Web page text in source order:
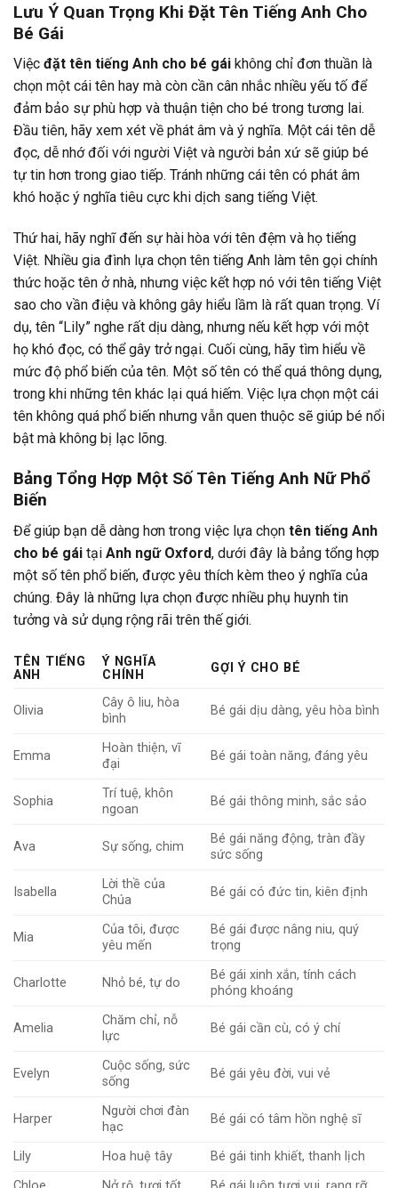
Lưu Ý Quan Trọng Khi Đặt Tên Tiếng Anh Cho
Bé Gái
Việc đặt tên tiếng Anh cho bé gái không chỉ đơn thuần là
chọn một cái tên hay mà còn cần cân nhắc nhiều yếu tố để
đảm bảo sự phù hợp và thuận tiện cho bé trong tương lai.
Đầu tiên, hãy xem xét về phát âm và ý nghĩa. Một cái tên dễ
đọc, dễ nhớ đối với người Việt và người bản xứ sẽ giúp bé
tự tin hơn trong giao tiếp. Tránh những cái tên có phát âm
khó hoặc ý nghĩa tiêu cực khi dịch sang tiếng Việt.
Thứ hai, hãy nghĩ đến sự hài hòa với tên đệm và họ tiếng
Việt. Nhiều gia đình lựa chọn tên tiếng Anh làm tên gọi chính
thức hoặc tên ở nhà, nhưng việc kết hợp nó với tên tiếng Việt
sao cho vần điệu và không gây hiểu lầm là rất quan trọng. Ví
dụ, tên “Lily” nghe rất dịu dàng, nhưng nếu kết hợp với một
họ khó đọc, có thể gây trở ngại. Cuối cùng, hãy tìm hiểu về
mức độ phổ biến của tên. Một số tên có thể quá thông dụng,
trong khi những tên khác lại quá hiếm. Việc lựa chọn một cái
tên không quá phổ biến nhưng vẫn quen thuộc sẽ giúp bé nổi
bật mà không bị lạc lõng.
Bảng Tổng Hợp Một Số Tên Tiếng Anh Nữ Phổ
Biến
Để giúp bạn dễ dàng hơn trong việc lựa chọn tên tiếng Anh
cho bé gái tại Anh ngữ Oxford, dưới đây là bảng tổng hợp
một số tên phổ biến, được yêu thích kèm theo ý nghĩa của
chúng. Đây là những lựa chọn được nhiều phụ huynh tin
tưởng và sử dụng rộng rãi trên thế giới.
TÊN TIẾNG
ANH
Ý NGHĨA
CHÍNH
GỢI Ý CHO BÉ
Olivia
Cây ô liu, hòa
bình
Bé gái dịu dàng, yêu hòa bình
Emma
Hoàn thiện, vĩ
đại
Bé gái toàn năng, đáng yêu
Sophia
Trí tuệ, khôn
ngoan
Bé gái thông minh, sắc sảo
Ava Sự sống, chim
Bé gái năng động, tràn đầy
sức sống
Isabella
Lời thề của
Chúa
Bé gái có đức tin, kiên định
Mia
Của tôi, được
yêu mến
Bé gái được nâng niu, quý
trọng
Charlotte Nhỏ bé, tự do
Bé gái xinh xắn, tính cách
phóng khoáng
Amelia
Chăm chỉ, nỗ
lực
Bé gái cần cù, có ý chí
Evelyn
Cuộc sống, sức
sống
Bé gái yêu đời, vui vẻ
Harper
Người chơi đàn
hạc
Bé gái có tâm hồn nghệ sĩ
Lily Hoa huệ tây
Bé gái tinh khiết, thanh lịch